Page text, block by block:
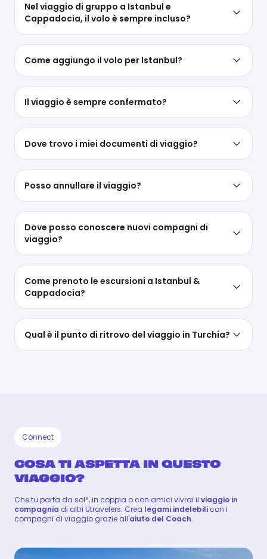
Nel viaggio di gruppo a Istanbul e
Cappadocia, il volo è sempre incluso?
Come aggiungo il volo per Istanbul?
Il viaggio è sempre confermato?
Dove trovo i miei documenti di viaggio?
Posso annullare il viaggio?
Dove posso conoscere nuovi compagni di
viaggio?
Come prenoto le escursioni a Istanbul &
Cappadocia?
Qual è il punto di ritrovo del viaggio in Turchia?
Connect
COSA TI ASPETTA IN QUESTO
VIAGGIO?
Che tu parta da sol*, in coppia o con amici vivrai il viaggio in
compagnia di altri Utravelers. Crea legami indelebili con i
compagni di viaggio grazie all'aiuto del Coach.